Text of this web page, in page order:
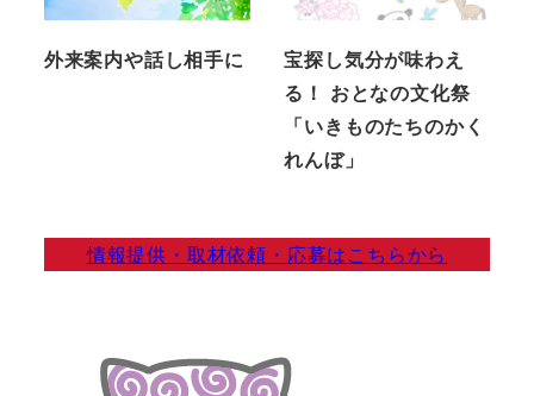
外来案内や話し相手に
宝探し気分が味わえ
る！ おとなの文化祭
「いきものたちのかく
れんぼ」
情報提供・取材依頼・応募はこちらから